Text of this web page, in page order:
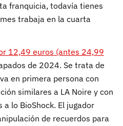
franquicia, todavía tienes
trabaja en la cuarta
12,49 euros (antes 24,99
de 2024. Se trata de
en primera persona con
similares a LA Noire y con
lo BioShock. El jugador
de recuerdos para